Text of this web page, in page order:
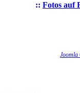
:: Fotos auf
Joomla